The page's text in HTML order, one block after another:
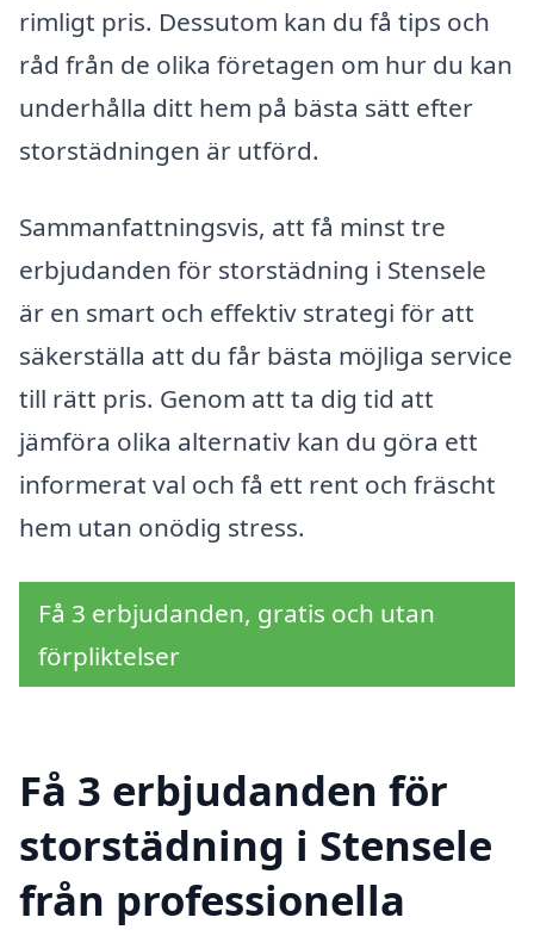
rimligt pris. Dessutom kan du få tips och
råd från de olika företagen om hur du kan
underhålla ditt hem på bästa sätt efter
storstädningen är utförd.
Sammanfattningsvis, att få minst tre
erbjudanden för storstädning i Stensele
är en smart och effektiv strategi för att
säkerställa att du får bästa möjliga service
till rätt pris. Genom att ta dig tid att
jämföra olika alternativ kan du göra ett
informerat val och få ett rent och fräscht
hem utan onödig stress.
Få 3 erbjudanden, gratis och utan
förpliktelser
Få 3 erbjudanden för
storstädning i Stensele
från professionella